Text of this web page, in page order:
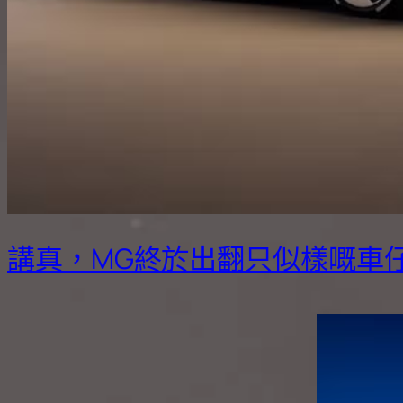
講真，MG終於出翻只似樣嘅車